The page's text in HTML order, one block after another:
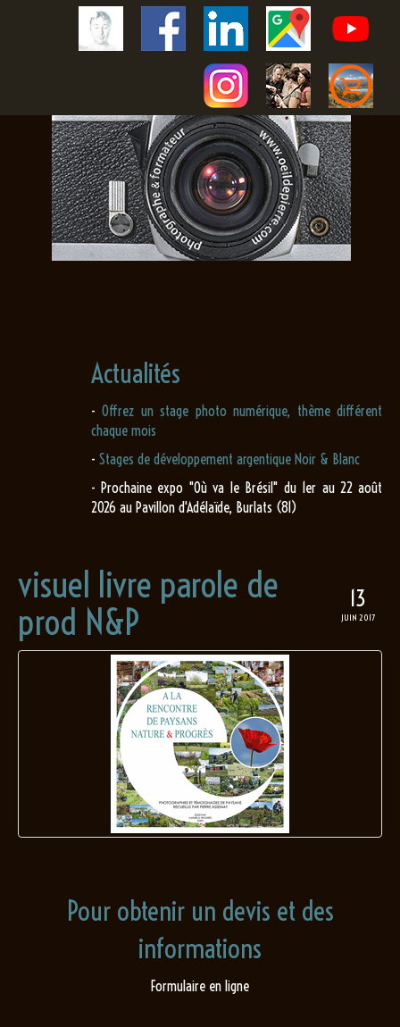
Actualités
-Offrez un stage photo numérique, thème différent
chaque mois
- Stages de développement argentique Noir & Blanc
- Prochaine expo "Où va le Brésil" du 1er au 22 août
2026 au Pavillon d'Adélaïde, Burlats (81)
13
JUIN 2017
visuel livre parole de
prod N&P
Pour obtenir un devis et des
informations
Formulaire en ligne